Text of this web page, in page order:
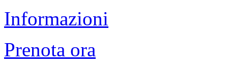
Informazioni
Prenota ora